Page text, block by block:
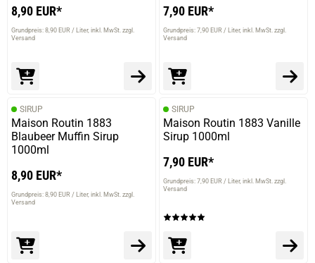
8,90 EUR*
Grundpreis: 8,90 EUR / Liter inkl. MwSt. zzgl.
Versand
7,90 EUR*
Grundpreis: 7,90 EUR / Liter inkl. MwSt. zzgl.
Versand
SIRUP
Maison Routin 1883
Blaubeer Muffin Sirup
1000ml
8,90 EUR*
Grundpreis: 8,90 EUR / Liter inkl. MwSt. zzgl.
Versand
SIRUP
Maison Routin 1883 Vanille
Sirup 1000ml
7,90 EUR*
Grundpreis: 7,90 EUR / Liter inkl. MwSt. zzgl.
Versand